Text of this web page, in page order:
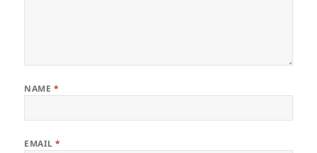
NAME *
EMAIL*